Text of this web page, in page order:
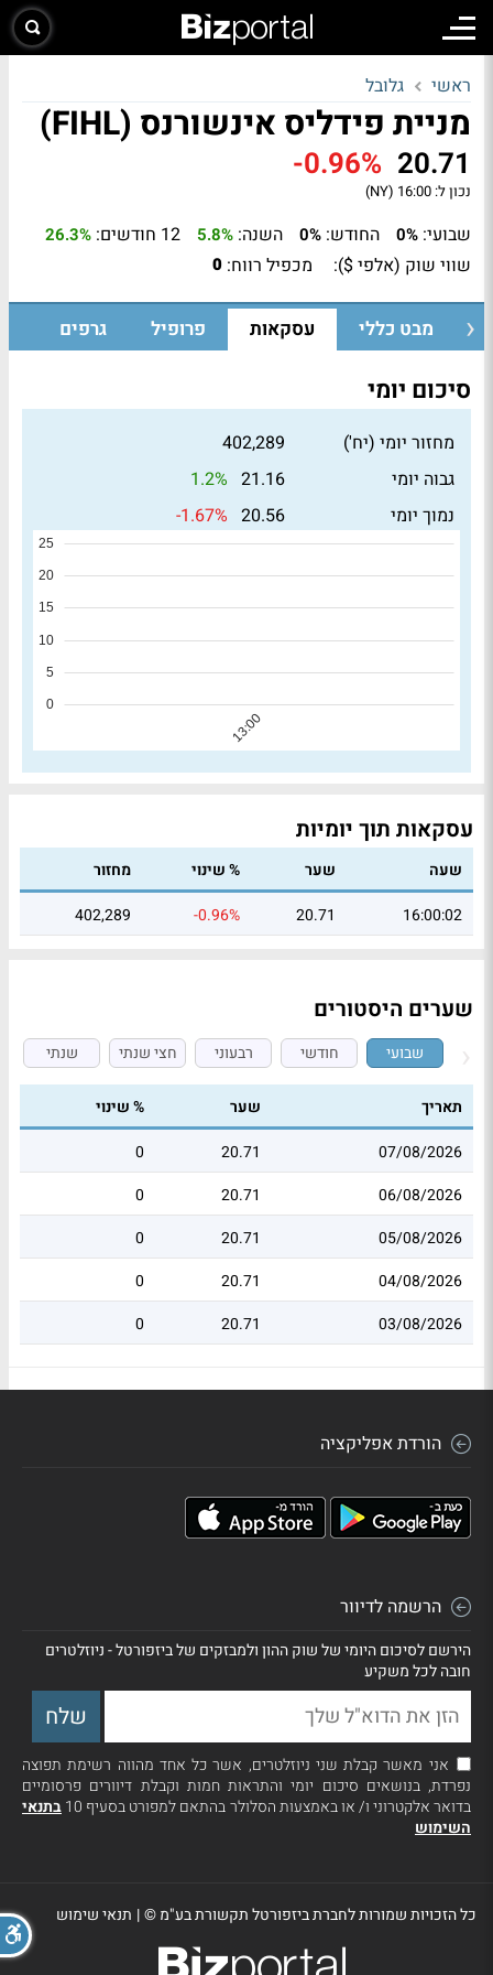
ראשי גלובל
מניית פידליס אינשורנס (FIHL)
20.71
-0.96%
נכון ל: 16:00 (NY)
שבועי: 0% החודש: 0% השנה: 5.8% 12 חודשים: 26.3%
שווי שוק (אלפי $): מכפיל רווח: 0
מבט כללי עסקאות פרופיל גרפים
סיכום יומי
מחזור יומי (יח')
402,289
גבוה יומי
21.16
1.2%
נמוך יומי
20.56
-1.67%
עסקאות תוך יומיות
שעה שער % שינוי
מחזור
16:00:02
20.71
-0.96%
402,289
שערים היסטורים
שבועי חודשי רבעוני חצי שנתי שנתי
תאריך שער
% שינוי
07/08/2026
20.71
0
06/08/2026
20.71
0
05/08/2026
20.71
0
04/08/2026
20.71
0
03/08/2026
20.71
0
הורדת אפליקציה
הרשמה לדיוור
הירשם לסיכום היומי של שוק ההון ולמבזקים של ביזפורטל - ניוזלטרים
חובה לכל משקיע
אני מאשר קבלת שני ניוזלטרים, אשר כל אחד מהווה רשימת תפוצה
נפרדת, בנושאים סיכום יומי והתראות חמות וקבלת דיוורים פרסומיים
בדואר אלקטרוני ו/ או באמצעות הסלולר בהתאם למפורט בסעיף 10
בתנאי
השימוש
כל הזכויות שמורות לחברת ביזפורטל תקשורת בע"מ ©| תנאי שימוש